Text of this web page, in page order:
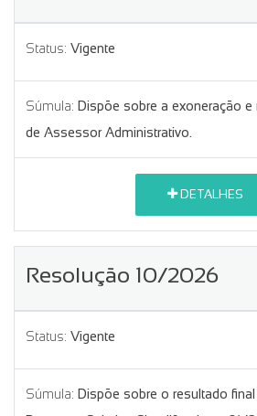
Status: Vigente
Súmula: Dispõe sobre a exoneração
de Assessor Administrativo.
DETALHES
Resolução 10/2026
Status: Vigente
Súmula: Dispõe sobre o resultado